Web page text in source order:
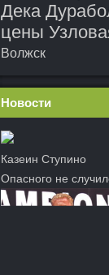
Дека
цены
Волжск
Новости
Казеин Ступино
Опасного не